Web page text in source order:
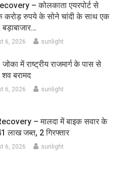
– कोलकाता एयरपोर्ट से
करोड़ रुपये के सोने चांदी के साथ एक
बड़ाबाजार…
6, 2026 sunlight
में राष्ट्रीय राजमार्ग के पास से
बरामद
6, 2026 sunlight
– मालदा में बाइक सवार के
लाख जब्त, 2 गिरफ्तार
6, 2026 sunlight